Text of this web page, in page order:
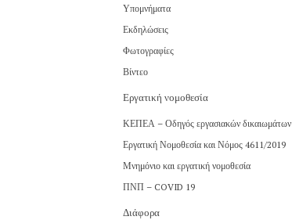
Υπομνήματα
Εκδηλώσεις
Φωτογραφίες
Βίντεο
Εργατική νομοθεσία
ΚΕΠΕΑ – Οδηγός εργασιακών δικαιωμάτων
Εργατική Νομοθεσία και Νόμος 4611/2019
Μνημόνιο και εργατική νομοθεσία
ΠΝΠ – COVID 19
Διάφορα